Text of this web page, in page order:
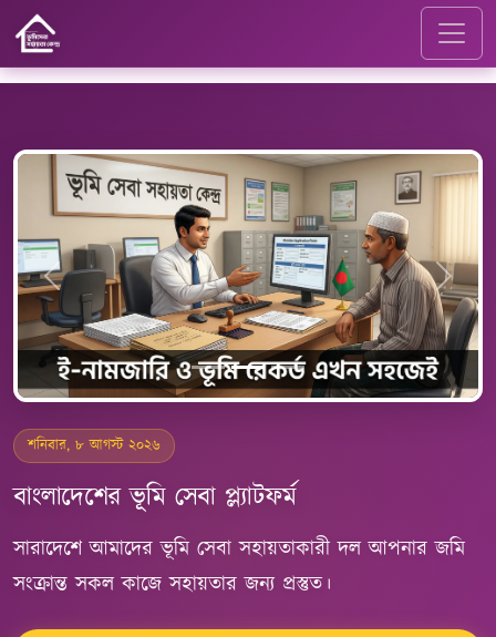
শনিবার, ৮ আগস্ট ২০২৬
বাংলাদেশের ভূমি সেবা প্ল্যাটফর্ম
সারাদেশে আমাদের ভূমি সেবা সহায়তাকারী দল আপনার জমি
সংক্রান্ত সকল কাজে সহায়তার জন্য প্রস্তুত।
Previous Next